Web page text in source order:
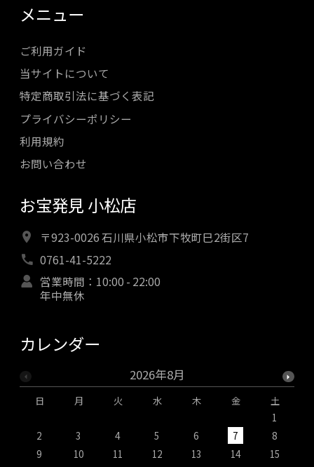
メニュー
ご利用ガイド
当サイトについて
特定商取引法に基づく表記
プライバシーポリシー
利用規約
お問い合わせ
お宝発見 小松店
〒923-0026 石川県小松市下牧町巳2街区7
0761-41-5222
営業時間：10:00 - 22:00
年中無休
カレンダー
2026年8月
日 月 火 水 木 金
土
1
2
3 4 5 6 7
8
9
10 11 12 13 14
15